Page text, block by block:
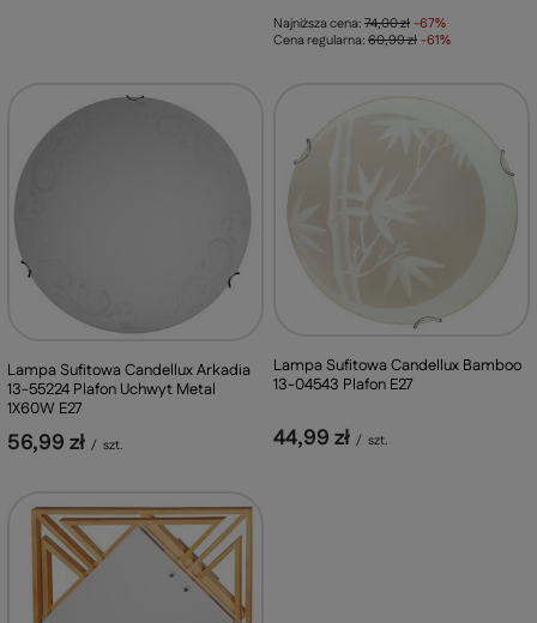
Najniższa cena:74,00 zł-67%
Cena regularna:60,99 zł-61%
Lampa Sufitowa Candellux Arkadia
13-55224 Plafon Uchwyt Metal
1X60W E27
56,99 zł / szt.
Lampa Sufitowa Candellux Bamboo
13-04543 Plafon E27
44,99 zł / szt.